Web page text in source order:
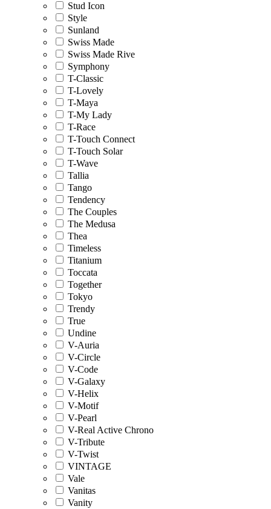
Stud Icon
Style
Sunland
Swiss Made
Swiss Made Rive
Symphony
T-Classic
T-Lovely
T-Maya
T-My Lady
T-Race
T-Touch Connect
T-Touch Solar
T-Wave
Tallia
Tango
Tendency
The Couples
The Medusa
Thea
Timeless
Titanium
Toccata
Together
Tokyo
Trendy
True
Undine
V-Auria
V-Circle
V-Code
V-Galaxy
V-Helix
V-Motif
V-Pearl
V-Real Active Chrono
V-Tribute
V-Twist
VINTAGE
Vale
Vanitas
Vanity